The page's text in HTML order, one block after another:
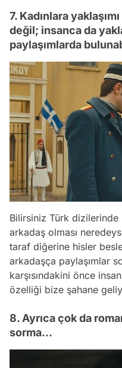
7. Kadınlara
değil; insanca da
paylaşımlarda
Bilirsiniz Türk
arkadaş olması
taraf diğerine hisler
arkadaşça paylaşımlar
karşısındakini önce
özelliği bize şahane
8. Ayrıca çok da
sorma...